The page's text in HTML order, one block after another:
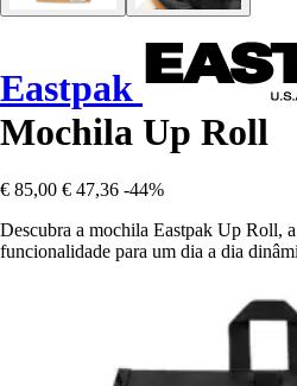
Eastpak
Mochila Up Roll
€ 85,00 € 47,36 -44%
Descubra a mochila Eastpak Up Roll,
funcionalidade para um dia a dia